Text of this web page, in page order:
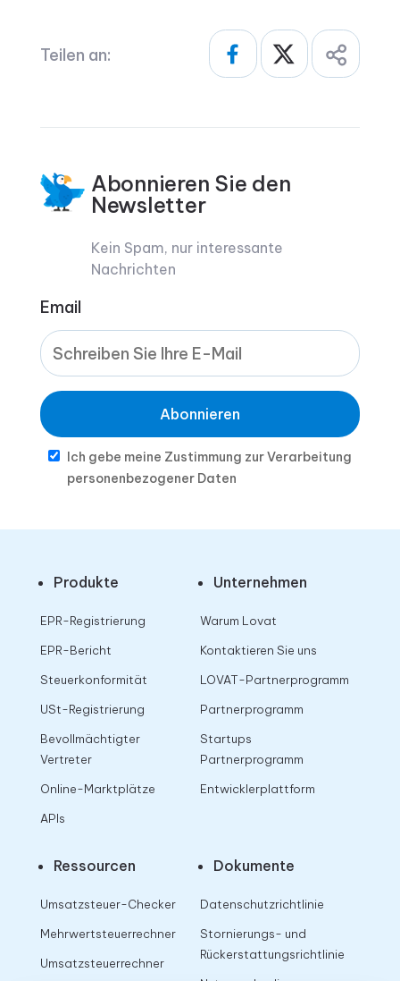
Teilen an:
Abonnieren Sie den
Newsletter
Kein Spam, nur interessante
Nachrichten
Email
Abonnieren
Ich gebe meine Zustimmung zur Verarbeitung
personenbezogener Daten
Produkte
EPR-Registrierung
EPR-Bericht
Steuerkonformität
USt-Registrierung
Bevollmächtigter
Vertreter
Online-Marktplätze
APIs
Unternehmen
Warum Lovat
Kontaktieren Sie uns
LOVAT-Partnerprogramm
Partnerprogramm
Startups
Partnerprogramm
Entwicklerplattform
Ressourcen
Umsatzsteuer-Checker
Mehrwertsteuerrechner
Umsatzsteuerrechner
Dokumente
Datenschutzrichtlinie
Stornierungs- und
Rückerstattungsrichtlinie